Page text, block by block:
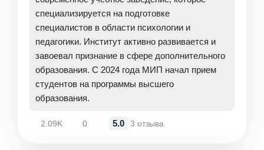
специализируется на подготовке
специалистов в области психологии и
педагогики. Институт активно развивается и
завоевал признание в сфере дополнительного
образования. С 2024 года МИП начал прием
студентов на программы высшего
образования.
2.09K 0 5.0 3 отзыва